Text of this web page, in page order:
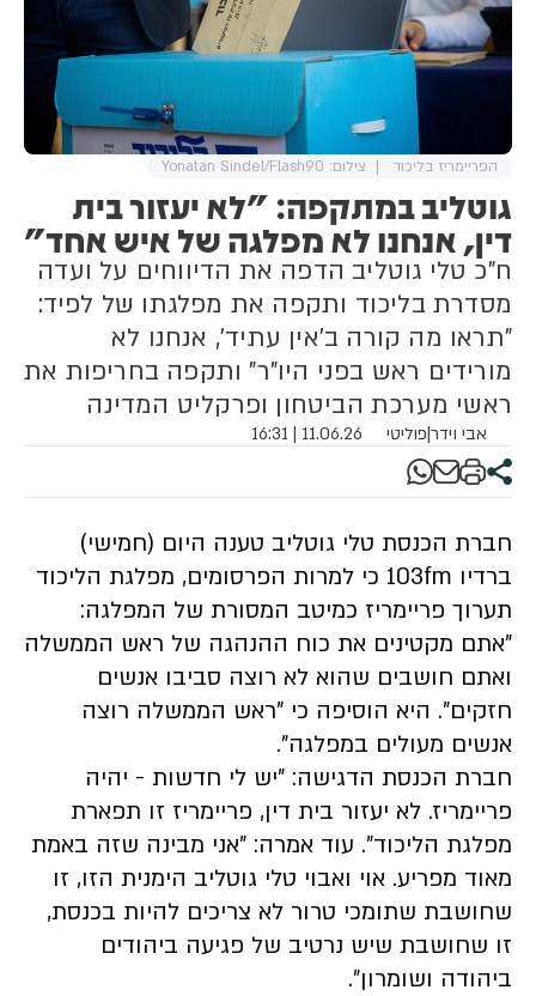
גוטליב במתקפה: "לא יעזור בית
דין, אנחנו לא מפלגה של איש אחד"
ח"כ טלי גוטליב הדפה את הדיווחים על ועדה
מסדרת בליכוד ותקפה את מפלגתו של לפיד:
"תראו מה קורה ב'אין עתיד', אנחנו לא
מורידים ראש בפני היו"ר" ותקפה בחריפות את
ראשי מערכת הביטחון ופרקליט המדינה
אבי וידר|פוליטי 11.06.26 | 16:31
הפריימריז בליכוד צילום: Yonatan Sindel/Flash90
חברת הכנסת טלי גוטליב טענה היום (חמישי)
ברדיו 103fm כי למרות הפרסומים, מפלגת הליכוד
תערוך פריימריז כמיטב המסורת של המפלגה:
"אתם מקטינים את כוח ההנהגה של ראש הממשלה
ואתם חושבים שהוא לא רוצה סביבו אנשים
חזקים". היא הוסיפה כי "ראש הממשלה רוצה
אנשים מעולים במפלגה".
חברת הכנסת הדגישה: "יש לי חדשות - יהיה
פריימריז. לא יעזור בית דין, פריימריז זו תפארת
מפלגת הליכוד". עוד אמרה: "אני מבינה שזה באמת
מאוד מפריע. אוי ואבוי טלי גוטליב הימנית הזו, זו
שחושבת שתומכי טרור לא צריכים להיות בכנסת,
זו שחושבת שיש נרטיב של פגיעה ביהודים
ביהודה ושומרון".